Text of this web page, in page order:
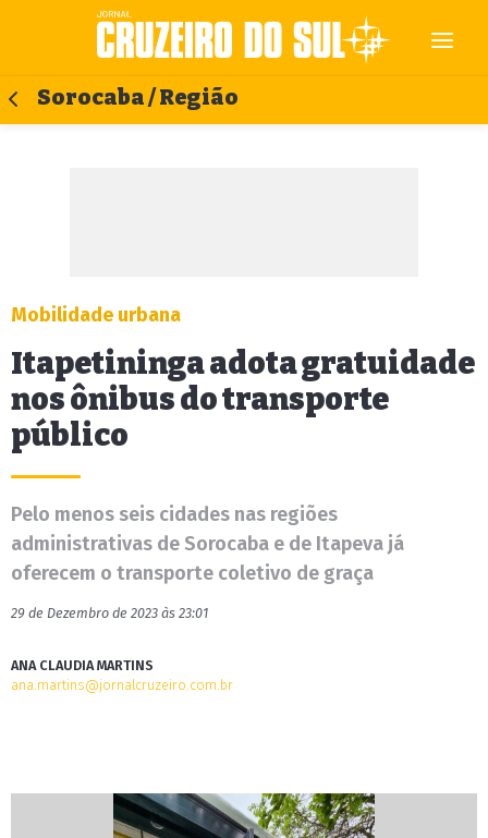
Sorocaba / Região
Mobilidade urbana
Itapetininga adota gratuidade
nos ônibus do transporte
público
Pelo menos seis cidades nas regiões
administrativas de Sorocaba e de Itapeva já
oferecem o transporte coletivo de graça
29 de Dezembro de 2023 às 23:01
ANA CLAUDIA MARTINS
ana.martins@jornalcruzeiro.com.br